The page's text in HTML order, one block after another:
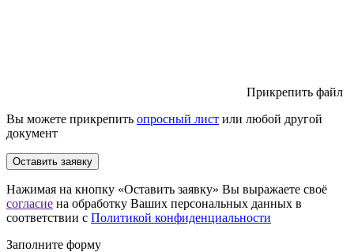
Прикрепить файл
Вы можете прикрепить опросный лист или любой другой
документ
Оставить заявку
Нажимая на кнопку «Оставить заявку» Вы выражаете своё
согласие на обработку Ваших персональных данных в
соответствии с Политикой конфиденциальности
Заполните форму